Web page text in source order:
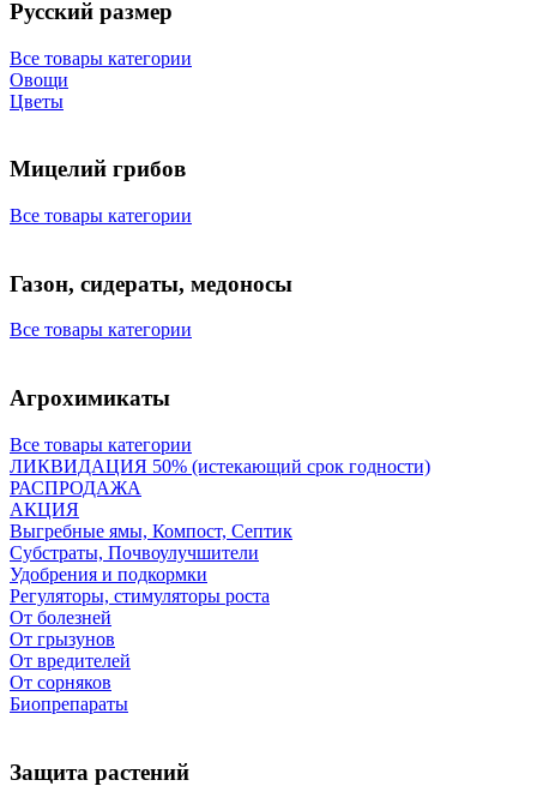
Русский размер
Все товары категории
Овощи
Цветы
Мицелий грибов
Все товары категории
Газон, сидераты, медоносы
Все товары категории
Агрохимикаты
Все товары категории
ЛИКВИДАЦИЯ 50% (истекающий срок годности)
РАСПРОДАЖА
АКЦИЯ
Выгребные ямы, Компост, Септик
Субстраты, Почвоулучшители
Удобрения и подкормки
Регуляторы, стимуляторы роста
От болезней
От грызунов
От вредителей
От сорняков
Биопрепараты
Защита растений